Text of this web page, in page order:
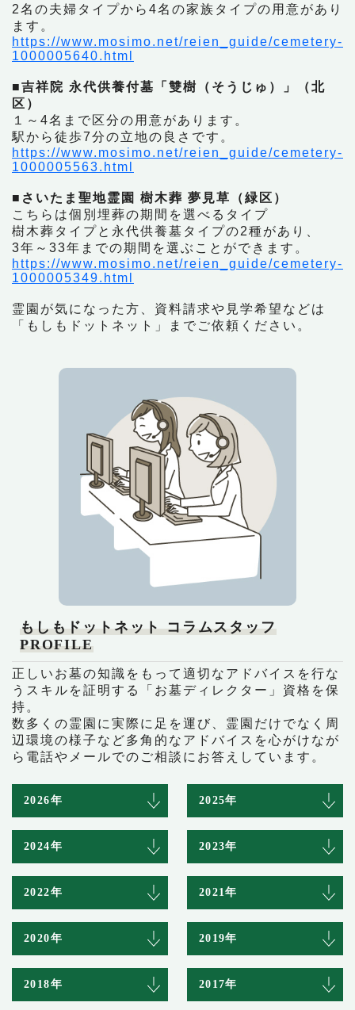
2名の夫婦タイプから4名の家族タイプの用意があり
ます。
https://www.mosimo.net/reien_guide/cemetery-
1000005640.html
■吉祥院 永代供養付墓「雙樹（そうじゅ）」（北
区）
１～4名まで区分の用意があります。
駅から徒歩7分の立地の良さです。
https://www.mosimo.net/reien_guide/cemetery-
1000005563.html
■さいたま聖地霊園 樹木葬 夢見草（緑区）
こちらは個別埋葬の期間を選べるタイプ
樹木葬タイプと永代供養墓タイプの2種があり、
3年～33年までの期間を選ぶことができます。
https://www.mosimo.net/reien_guide/cemetery-
1000005349.html
霊園が気になった方、資料請求や見学希望などは
「もしもドットネット」までご依頼ください。
もしもドットネット コラムスタッフ
PROFILE
正しいお墓の知識をもって適切なアドバイスを行な
うスキルを証明する「お墓ディレクター」資格を保
持。
数多くの霊園に実際に足を運び、霊園だけでなく周
辺環境の様子など多角的なアドバイスを心がけなが
ら電話やメールでのご相談にお答えしています。
2026年 2025年
2024年 2023年
2022年 2021年
2020年 2019年
2018年 2017年